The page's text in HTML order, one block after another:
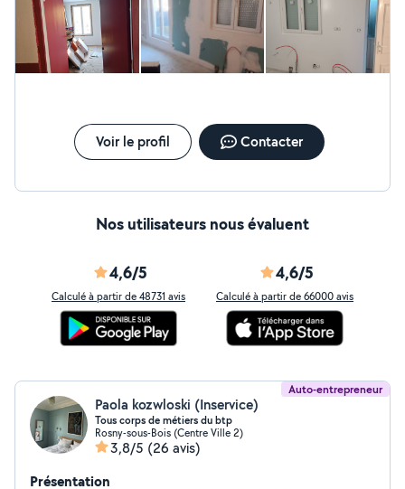
Voir le profil Contacter
Nos utilisateurs nous évaluent
4,6/5
Calculé à partir de 48731 avis
4,6/5
Calculé à partir de 66000 avis
Auto-entrepreneur
Paola kozwloski (Inservice)
Tous corps de métiers du btp
Rosny-sous-Bois (Centre Ville 2)
3,8/5 (26 avis)
Présentation